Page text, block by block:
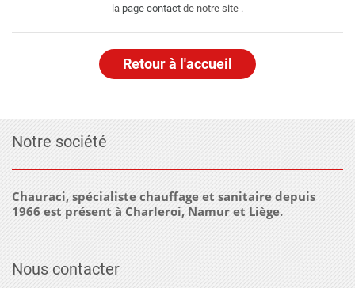
la page contact de notre site .
Retour à l'accueil
Notre société
Chauraci, spécialiste chauffage et sanitaire depuis
1966 est présent à Charleroi, Namur et Liège.
Nous contacter